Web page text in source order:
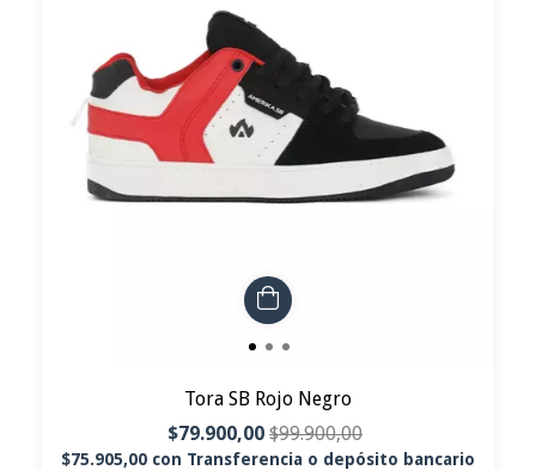
Tora SB Rojo Negro
$79.900,00 $99.900,00
$75.905,00 con Transferencia o depósito bancario